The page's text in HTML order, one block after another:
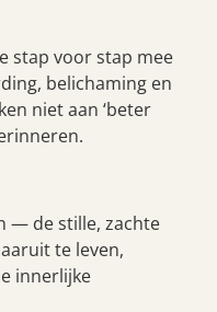
stap voor stap mee
belichaming en
niet aan ‘beter
— de stille, zachte
te leven,
innerlijke